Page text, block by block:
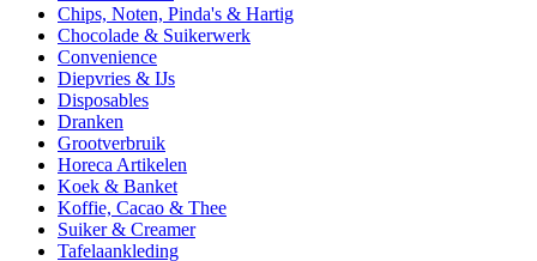
Chips, Noten, Pinda's & Hartig
Chocolade & Suikerwerk
Convenience
Diepvries & IJs
Disposables
Dranken
Grootverbruik
Horeca Artikelen
Koek & Banket
Koffie, Cacao & Thee
Suiker & Creamer
Tafelaankleding